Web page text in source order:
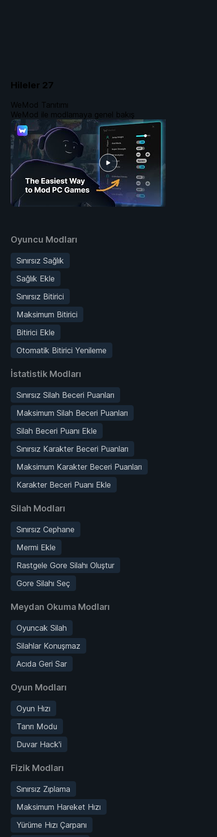
Hileler 27
Oyuncu Modları
Sınırsız Sağlık
Sağlık Ekle
Sınırsız Bitirici
Maksimum Bitirici
Bitirici Ekle
Otomatik Bitirici Yenileme
İstatistik Modları
Sınırsız Silah Beceri Puanları
Maksimum Silah Beceri Puanları
Silah Beceri Puanı Ekle
Sınırsız Karakter Beceri Puanları
Maksimum Karakter Beceri Puanları
Karakter Beceri Puanı Ekle
Silah Modları
Sınırsız Cephane
Mermi Ekle
Rastgele Gore Silahı Oluştur
Gore Silahı Seç
Meydan Okuma Modları
Oyuncak Silah
Silahlar Konuşmaz
Acıda Geri Sar
Oyun Modları
Oyun Hızı
Tanrı Modu
Duvar Hack'i
Fizik Modları
Sınırsız Zıplama
Maksimum Hareket Hızı
Yürüme Hızı Çarpanı
WeMod Tanıtımı
WeMod ile modlamaya genel bakış